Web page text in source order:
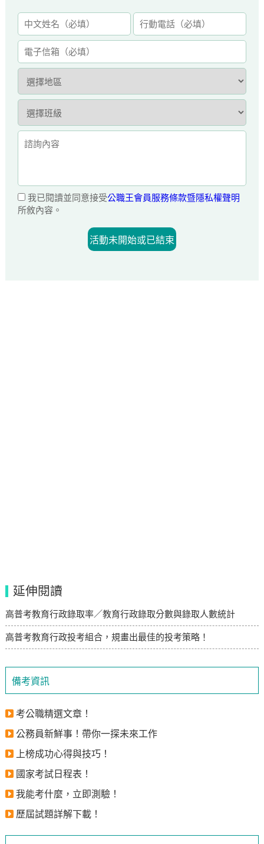
備考資訊
考公職精選文章！
公務員新鮮事！帶你一探未來工作
上榜成功心得與技巧！
國家考試日程表！
我能考什麼，立即測驗！
歷屆試題詳解下載！
我已閱讀並同意接受公職王會員服務條款暨隱私權聲明
所敘內容。
活動未開始或已結束
延伸閱讀
高普考教育行政錄取率／教育行政錄取分數與錄取人數統計
高普考教育行政投考組合，規畫出最佳的投考策略！